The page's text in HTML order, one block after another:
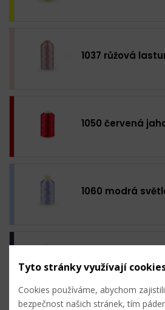
1037 růžová
1050 červená
1060 modrá
Tyto stránky využívají
Cookies používáme, abychom
bezpečnost našich stránek, tím